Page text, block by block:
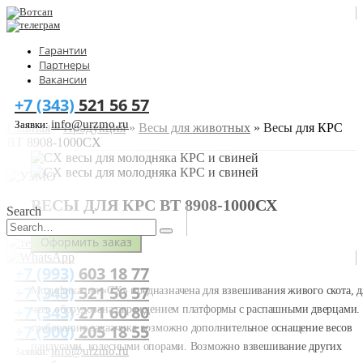
Гарантии
Партнеры
Вакансии
+7 (343) 521 56 57
Заявки:info@urzmo.ru
Search
+7 (993) 603 18 77
+7 (343)521 56 57
+7 (343)271 60 80
+7 (900)205 18 55
Заявки:info@urzmo.ru
Главная»Продукция» Весы для животных » Весы для КРС
ВТ 8908-1000СХ
ВЕСЫ ДЛЯ КРС ВТ 8908-1000СХ
Оформить заказ
Модификация «СХ» предназначена для взвешивания живого скота,
чего оборудована ограждением платформы с распашными
требованию заказчика возможно дополнительное оснащение весов
пандусами, колесными опорами. Возможно взвешивание других